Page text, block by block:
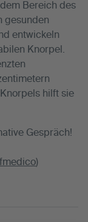
Bereich des
gesunden
entwickeln
Knorpel.
hilft sie
Gespräch!
)